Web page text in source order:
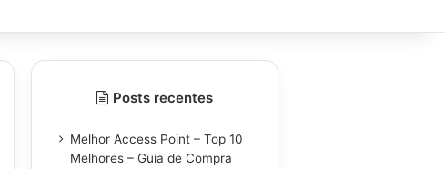
Posts recentes
Melhor Access Point – Top 10
Melhores – Guia de Compra